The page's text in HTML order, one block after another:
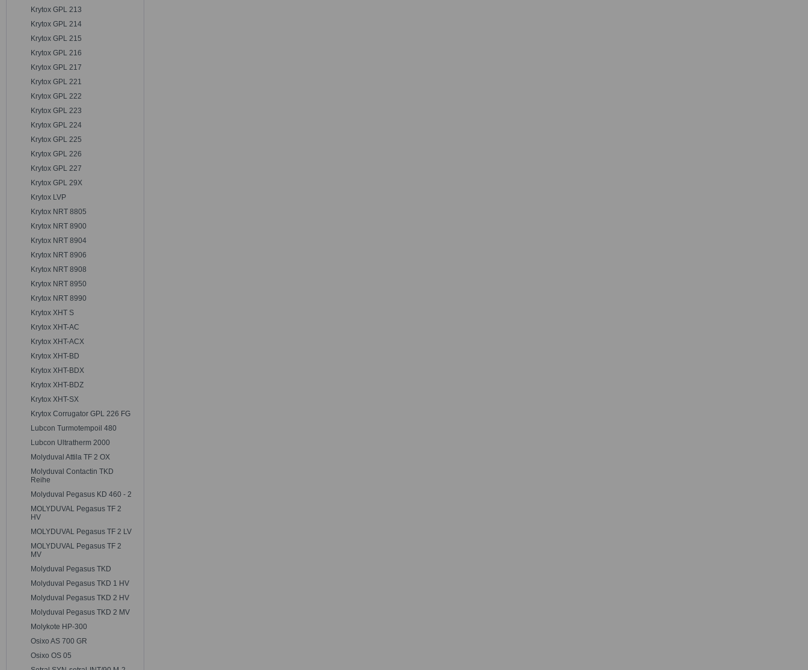
Krytox GPL 213
Krytox GPL 214
Krytox GPL 215
Krytox GPL 216
Krytox GPL 217
Krytox GPL 221
Krytox GPL 222
Krytox GPL 223
Krytox GPL 224
Krytox GPL 225
Krytox GPL 226
Krytox GPL 227
Krytox GPL 29X
Krytox LVP
Krytox NRT 8805
Krytox NRT 8900
Krytox NRT 8904
Krytox NRT 8906
Krytox NRT 8908
Krytox NRT 8950
Krytox NRT 8990
Krytox XHT S
Krytox XHT-AC
Krytox XHT-ACX
Krytox XHT-BD
Krytox XHT-BDX
Krytox XHT-BDZ
Krytox XHT-SX
Krytox Corrugator GPL 226 FG
Lubcon Turmotempoil 480
Lubcon Ultratherm 2000
Molyduval Attila TF 2 OX
Molyduval Contactin TKD
Reihe
Molyduval Pegasus KD 460 - 2
MOLYDUVAL Pegasus TF 2
HV
MOLYDUVAL Pegasus TF 2 LV
MOLYDUVAL Pegasus TF 2
MV
Molyduval Pegasus TKD
Molyduval Pegasus TKD 1 HV
Molyduval Pegasus TKD 2 HV
Molyduval Pegasus TKD 2 MV
Molykote HP-300
Osixo AS 700 GR
Osixo OS 05